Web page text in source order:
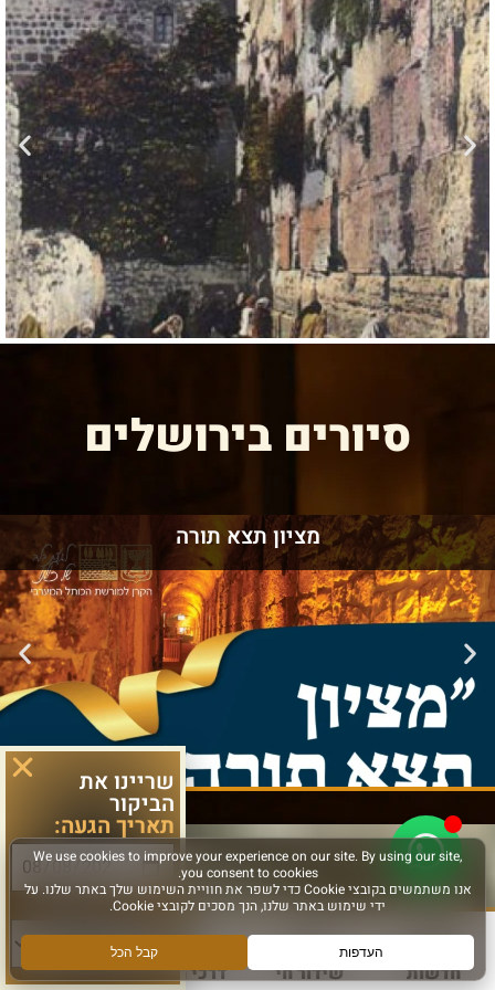
הוספה
לסף
סיורים בירושלים
מציון תצא תורה
חדשות שידור חי דרכי הגעה עוד
שריינו את
הביקור
תאריך הגעה:
סוג פעילות: